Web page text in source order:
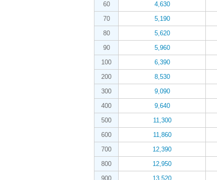
60
4,630
70
5,190
80
5,620
90
5,960
100
6,390
200
8,530
300
9,090
400
9,640
500
11,300
600
11,860
700
12,390
800
12,950
900
13,520